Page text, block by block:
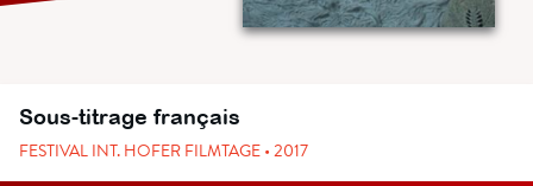
Sous-titrage français
FESTIVAL INT. HOFER FILMTAGE • 2017